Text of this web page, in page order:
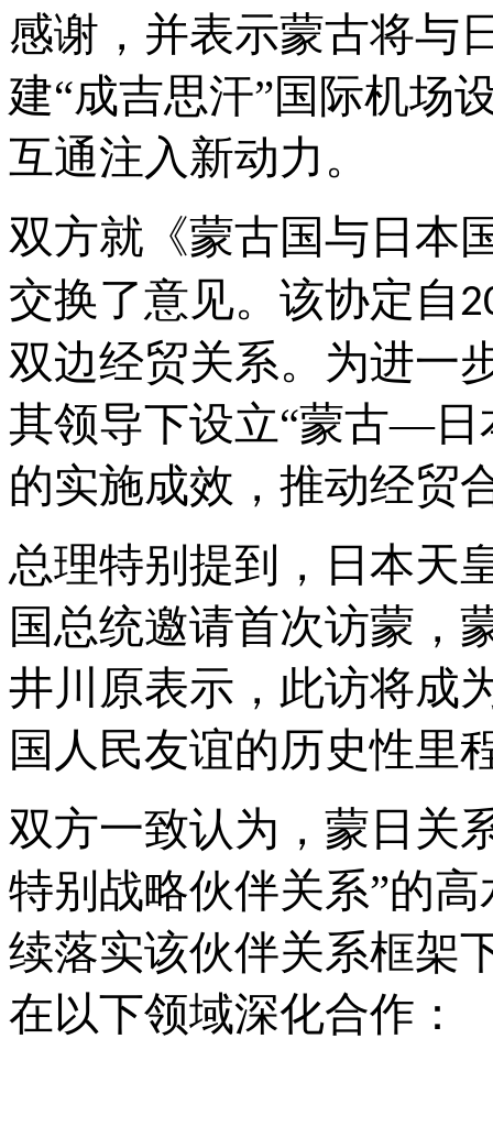
感谢，并表示蒙古将与
建“成吉思汗”国际机场
互通注入新动力。
双方就《蒙古国与日本
交换了意见。该协定自
双边经贸关系。为进一
其领导下设立“蒙古—日
的实施成效，推动经贸
总理特别提到，日本天
国总统邀请首次访蒙，
井川原表示，此访将成
国人民友谊的历史性里
双方一致认为，蒙日关
特别战略伙伴关系”的
续落实该伙伴关系框架
在以下领域深化合作：